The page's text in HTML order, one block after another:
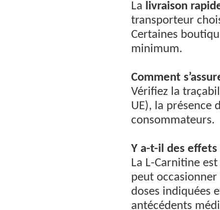
La livraison
transporteur
Certaines
minimum.
Comment
Vérifiez la
UE), la présence
consommateurs.
Y a-t-il des effets
La L-Carnitine
peut occasionner
doses indiquées
antécédents